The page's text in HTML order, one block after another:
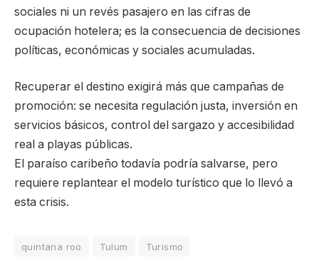
sociales ni un revés pasajero en las cifras de
ocupación hotelera; es la consecuencia de decisiones
políticas, económicas y sociales acumuladas.
Recuperar el destino exigirá más que campañas de
promoción: se necesita regulación justa, inversión en
servicios básicos, control del sargazo y accesibilidad
real a playas públicas.
El paraíso caribeño todavía podría salvarse, pero
requiere replantear el modelo turístico que lo llevó a
esta crisis.
quintana roo Tulum Turismo